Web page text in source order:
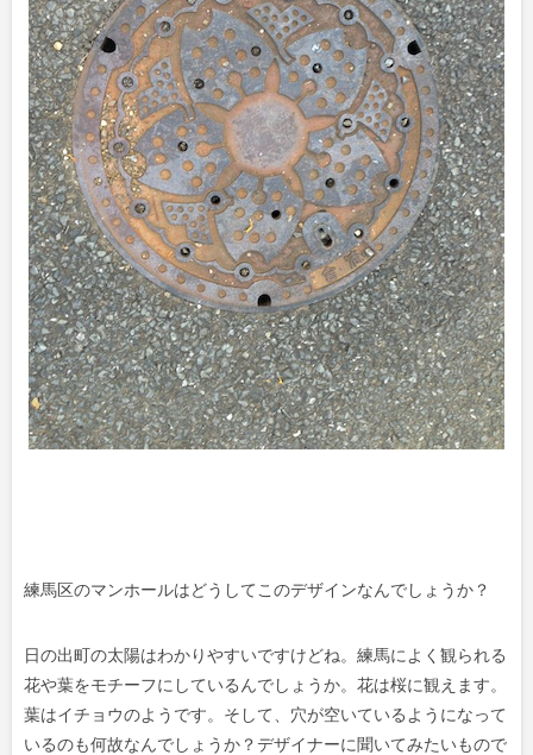
練馬区のマンホールはどうしてこのデザインなんでしょうか？
日の出町の太陽はわかりやすいですけどね。練馬によく観られる
花や葉をモチーフにしているんでしょうか。花は桜に観えます。
葉はイチョウのようです。そして、穴が空いているようになって
いるのも何故なんでしょうか？デザイナーに聞いてみたいもので